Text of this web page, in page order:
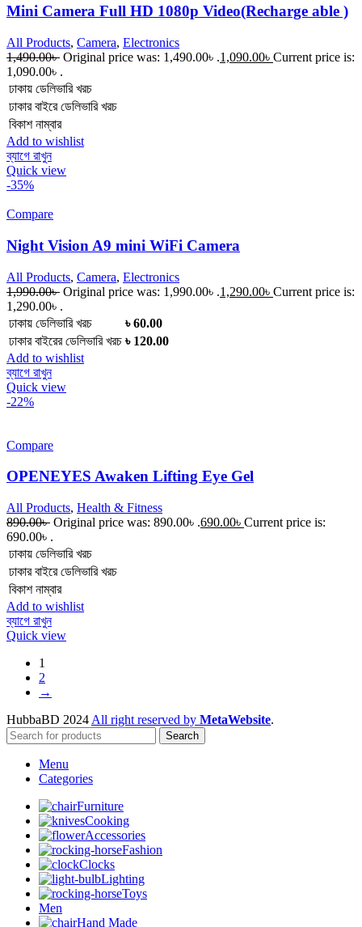
Mini Camera Full HD 1080p Video(Recharge able )
All Products, Camera, Electronics
1,490.00৳ Original price was: 1,490.00৳ .1,090.00৳ Current price is:
1,090.00৳ .
ঢাকায় ডেলিভারি খরচ
ঢাকার বাইরে ডেলিভারি খরচ
বিকাশ নাম্বার
Add to wishlist
ব্যাগে রাখুন
Quick view
-35%
Compare
Night Vision A9 mini WiFi Camera
All Products, Camera, Electronics
1,990.00৳ Original price was: 1,990.00৳ .1,290.00৳ Current price is:
1,290.00৳ .
ঢাকায় ডেলিভারি খরচ
৳ 60.00
ঢাকার বাইরের ডেলিভারি খরচ ৳ 120.00
Add to wishlist
ব্যাগে রাখুন
Quick view
-22%
Compare
OPENEYES Awaken Lifting Eye Gel
All Products, Health & Fitness
890.00৳ Original price was: 890.00৳ .690.00৳ Current price is:
690.00৳ .
ঢাকায় ডেলিভারি খরচ
ঢাকার বাইরে ডেলিভারি খরচ
বিকাশ নাম্বার
Add to wishlist
ব্যাগে রাখুন
Quick view
1
2
→
HubbaBD 2024 All right reserved by MetaWebsite.
Search
Menu
Categories
Furniture
Cooking
Accessories
Fashion
Clocks
Lighting
Toys
Men
Hand Made